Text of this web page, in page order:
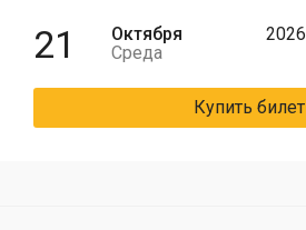
21
Октября
Среда
2026
Купить билет